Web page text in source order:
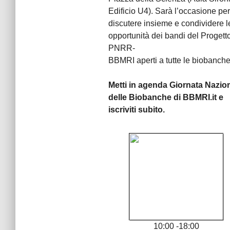
Edificio U4). Sarà l’occasione per
discutere insieme e condividere
opportunità dei bandi del
PNRR-
BBMRI aperti a tutte le biobanche
Metti in agenda Giornata
delle Biobanche di BBMRI.it e
iscriviti subito.
10:00 -18:00